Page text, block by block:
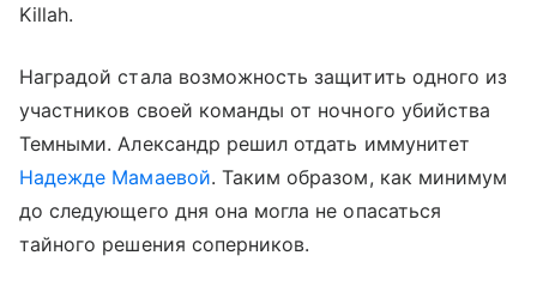
Killah.
Наградой стала возможность защитить одного из
участников своей команды от ночного убийства
Темными. Александр решил отдать иммунитет
Надежде Мамаевой. Таким образом, как минимум
до следующего дня она могла не опасаться
тайного решения соперников.